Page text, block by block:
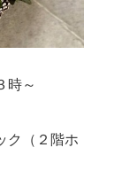
時～
ク（２階ホ